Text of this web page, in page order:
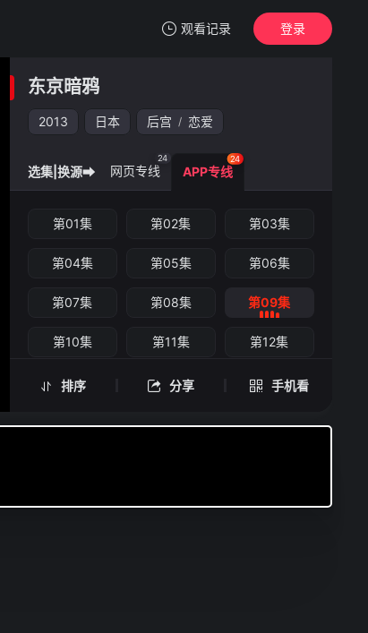
观看记录
我的观影记录
第09集
东京暗鸦
登录
东京暗鸦
2013 日本 后宫 / 恋爱
排序 分享 手机看
东京暗鸦 -第09集
选集|换源➡ 网页专线
24
APP专线
24
第01集 第02集 第03集
第04集 第05集 第06集
第07集 第08集 第09集
第10集 第11集 第12集
第13集 第14集 第15集